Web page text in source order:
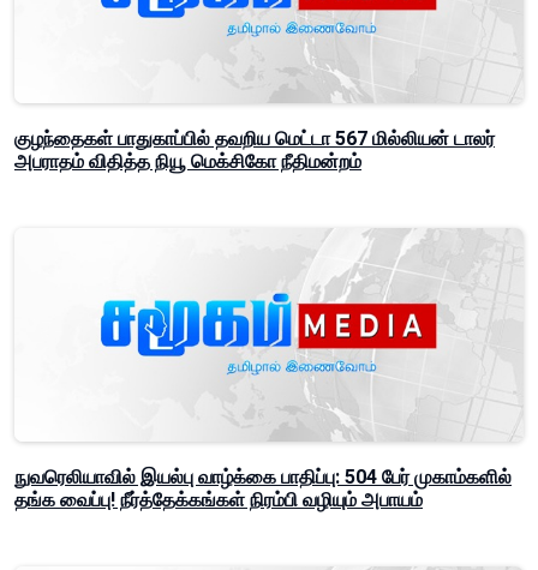
குழந்தைகள் பாதுகாப்பில் தவறிய மெட்டா 567 மில்லியன் டாலர்
அபராதம் விதித்த நியூ மெக்சிகோ நீதிமன்றம்
நுவரெலியாவில் இயல்பு வாழ்க்கை பாதிப்பு: 504 பேர் முகாம்களில்
தங்க வைப்பு! நீர்த்தேக்கங்கள் நிரம்பி வழியும் அபாயம்